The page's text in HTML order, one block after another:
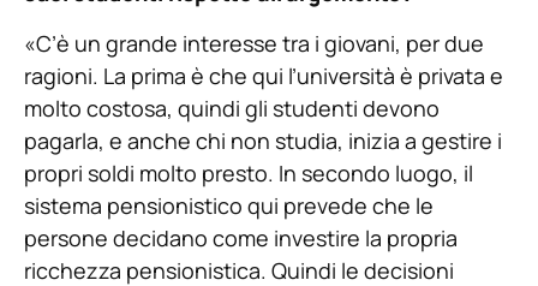
«C’è un grande interesse tra i giovani, per due
ragioni. La prima è che qui l’università è privata e
molto costosa, quindi gli studenti devono
pagarla, e anche chi non studia, inizia a gestire i
propri soldi molto presto. In secondo luogo, il
sistema pensionistico qui prevede che le
persone decidano come investire la propria
ricchezza pensionistica. Quindi le decisioni